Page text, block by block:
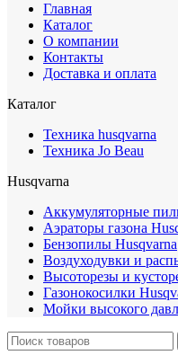
Главная
Каталог
О компании
Контакты
Доставка и оплата
Каталог
Техника husqvarna
Техника Jo Beau
Husqvarna
Аккумуляторные
Аэраторы газона
Бензопилы Husqvarna
Воздуходувки и
Высоторезы и
Газонокосилки
Мойки высокого